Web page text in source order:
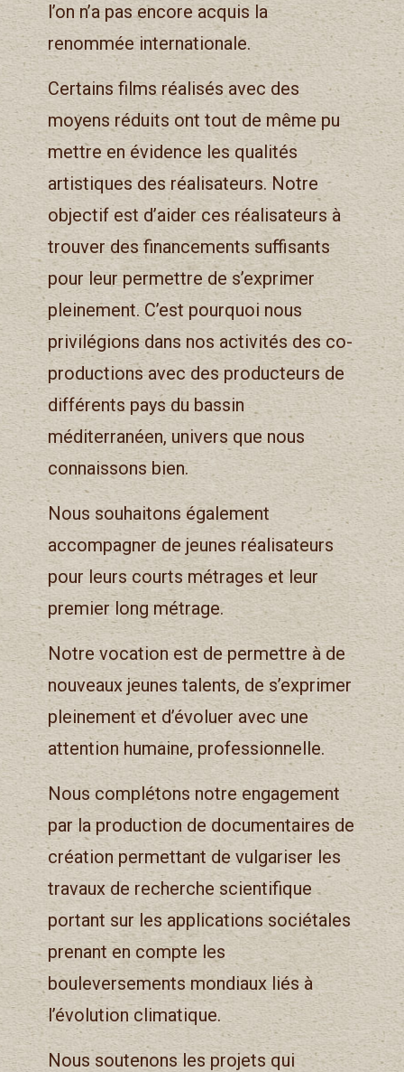
l’on n’a pas encore acquis la
renommée internationale.
Certains films réalisés avec des
moyens réduits ont tout de même pu
mettre en évidence les qualités
artistiques des réalisateurs. Notre
objectif est d’aider ces réalisateurs à
trouver des financements suffisants
pour leur permettre de s’exprimer
pleinement. C’est pourquoi nous
privilégions dans nos activités des co-
productions avec des producteurs de
différents pays du bassin
méditerranéen, univers que nous
connaissons bien.
Nous souhaitons également
accompagner de jeunes réalisateurs
pour leurs courts métrages et leur
premier long métrage.
Notre vocation est de permettre à de
nouveaux jeunes talents, de s’exprimer
pleinement et d’évoluer avec une
attention humaine, professionnelle.
Nous complétons notre engagement
par la production de documentaires de
création permettant de vulgariser les
travaux de recherche scientifique
portant sur les applications sociétales
prenant en compte les
bouleversements mondiaux liés à
l’évolution climatique.
Nous soutenons les projets qui